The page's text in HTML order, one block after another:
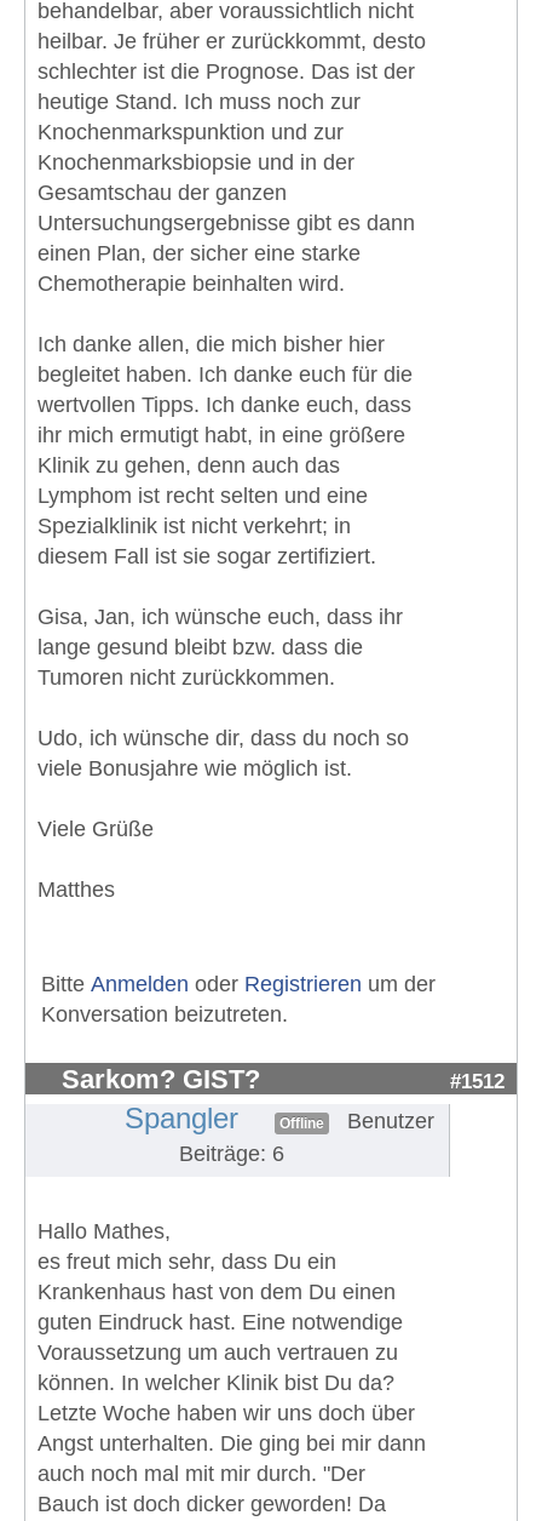
behandelbar, aber voraussichtlich nicht
heilbar. Je früher er zurückkommt, desto
schlechter ist die Prognose. Das ist der
heutige Stand. Ich muss noch zur
Knochenmarkspunktion und zur
Knochenmarksbiopsie und in der
Gesamtschau der ganzen
Untersuchungsergebnisse gibt es dann
einen Plan, der sicher eine starke
Chemotherapie beinhalten wird.
Ich danke allen, die mich bisher hier
begleitet haben. Ich danke euch für die
wertvollen Tipps. Ich danke euch, dass
ihr mich ermutigt habt, in eine größere
Klinik zu gehen, denn auch das
Lymphom ist recht selten und eine
Spezialklinik ist nicht verkehrt; in
diesem Fall ist sie sogar zertifiziert.
Gisa, Jan, ich wünsche euch, dass ihr
lange gesund bleibt bzw. dass die
Tumoren nicht zurückkommen.
Udo, ich wünsche dir, dass du noch so
viele Bonusjahre wie möglich ist.
Viele Grüße
Matthes
Bitte Anmelden oder Registrieren um der
Konversation beizutreten.
Sarkom? GIST? #1512
Spangler Offline
Benutzer
Beiträge: 6
Hallo Mathes,
es freut mich sehr, dass Du ein
Krankenhaus hast von dem Du einen
guten Eindruck hast. Eine notwendige
Voraussetzung um auch vertrauen zu
können. In welcher Klinik bist Du da?
Letzte Woche haben wir uns doch über
Angst unterhalten. Die ging bei mir dann
auch noch mal mit mir durch. "Der
Bauch ist doch dicker geworden! Da